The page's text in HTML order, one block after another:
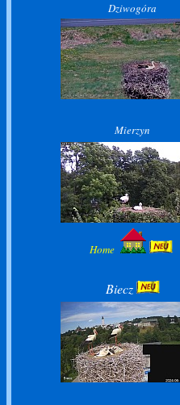
Dziwogóra
Mierzyn
Home
Biecz